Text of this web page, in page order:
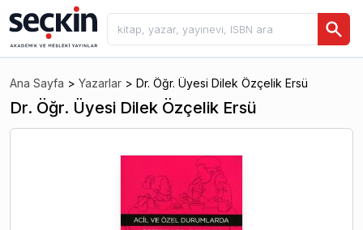
Ana Sayfa > Yazarlar > Dr. Öğr. Üyesi Dilek Özçelik Ersü
Dr. Öğr. Üyesi Dilek Özçelik Ersü